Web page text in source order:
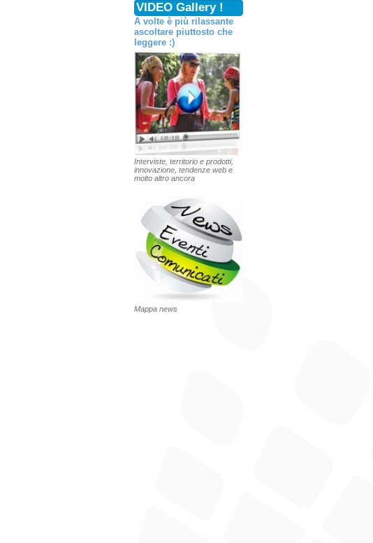
VIDEO Gallery !
A volte è più rilassante
ascoltare piuttosto che
leggere :)
Interviste, territorio e prodotti,
innovazione, tendenze web e
molto altro ancora
Mappa news